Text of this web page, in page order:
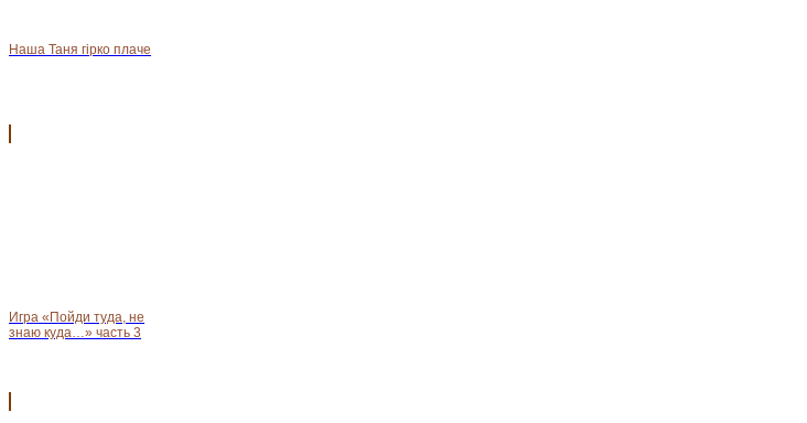
Наша Таня гірко плаче
Игра «Пойди туда, не
знаю куда…» часть 3